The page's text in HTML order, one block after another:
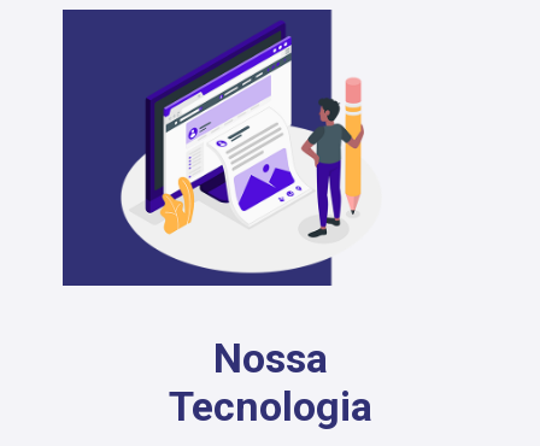
Nossa
Tecnologia